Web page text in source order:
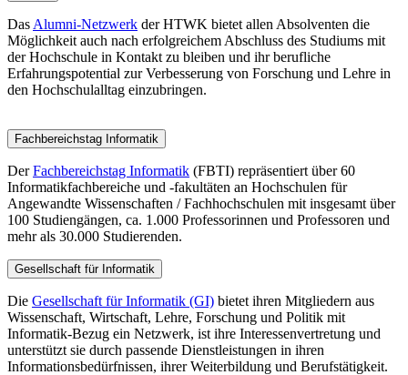
Das Alumni-Netzwerk der HTWK bietet allen Absolventen die
Möglichkeit auch nach erfolgreichem Abschluss des Studiums mit
der Hochschule in Kontakt zu bleiben und ihr berufliche
Erfahrungspotential zur Verbesserung von Forschung und Lehre in
den Hochschulalltag einzubringen.
Fachbereichstag Informatik
DerFachbereichstag Informatik (FBTI) repräsentiert über 60
Informatikfachbereiche und -fakultäten an Hochschulen für
Angewandte Wissenschaften / Fachhochschulen mit insgesamt über
100 Studiengängen, ca. 1.000 Professorinnen und Professoren und
mehr als 30.000 Studierenden.
Gesellschaft für Informatik
Die Gesellschaft für Informatik (GI) bietet ihren Mitgliedern aus
Wissenschaft, Wirtschaft, Lehre, Forschung und Politik mit
Informatik-Bezug ein Netzwerk, ist ihre Interessenvertretung und
unterstützt sie durch passende Dienstleistungen in ihren
Informationsbedürfnissen, ihrer Weiterbildung und Berufstätigkeit.